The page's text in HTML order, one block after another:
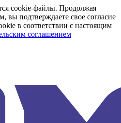
cookie-файлы. Продолжая
вы подтверждаете свое согласие
в соответствии с настоящим
соглашением